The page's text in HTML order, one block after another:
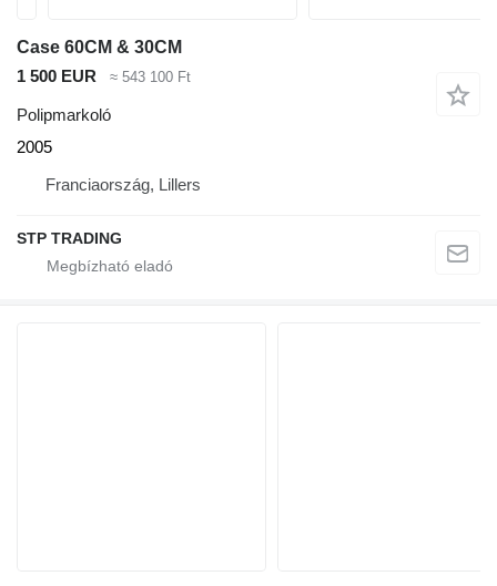
Case 60CM & 30CM
1 500 EUR
≈ 543 100 Ft
Polipmarkoló
2005
Franciaország, Lillers
STP TRADING